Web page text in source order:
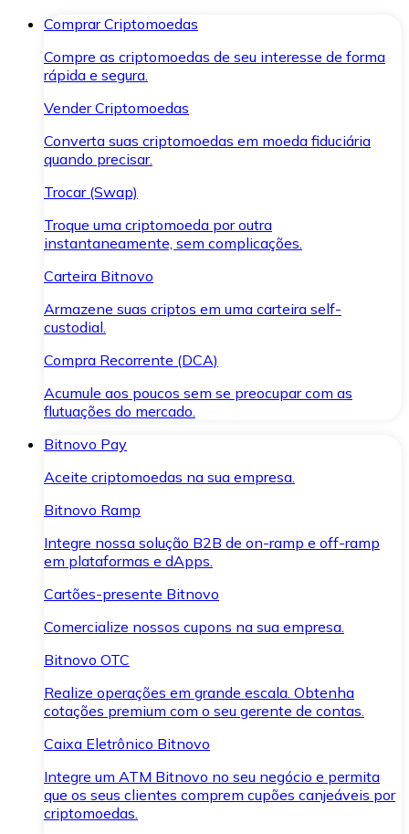
Comprar Criptomoedas
Compre as criptomoedas de seu interesse de forma
rápida e segura.
Vender Criptomoedas
Converta suas criptomoedas em moeda fiduciária
quando precisar.
Trocar (Swap)
Troque uma criptomoeda por outra
instantaneamente, sem complicações.
Carteira Bitnovo
Armazene suas criptos em uma carteira self-
custodial.
Compra Recorrente (DCA)
Acumule aos poucos sem se preocupar com as
flutuações do mercado.
Bitnovo Pay
Aceite criptomoedas na sua empresa.
Bitnovo Ramp
Integre nossa solução B2B de on-ramp e off-ramp
em plataformas e dApps.
Cartões-presente Bitnovo
Comercialize nossos cupons na sua empresa.
Bitnovo OTC
Realize operações em grande escala. Obtenha
cotações premium com o seu gerente de contas.
Caixa Eletrônico Bitnovo
Integre um ATM Bitnovo no seu negócio e permita
que os seus clientes comprem cupões canjeáveis por
criptomoedas.